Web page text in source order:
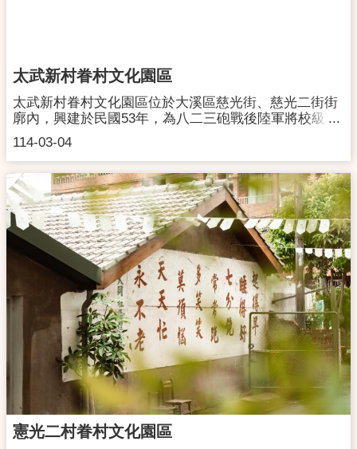
轉延平路三段→右轉環南路二段→直行環中東路二段→
右轉龍岡路二段→左轉龍岡路三段281巷→左轉龍吉二
街→第一個路口右轉抵達馬祖新村。2.國道三號→大溪
交流道下，往中壢方向→直行永昌路→左轉仁和路二段
→直行龍南路→進入圓環→右轉龍岡路三段→右轉龍岡
路三段281巷→左轉龍吉二街→第一個路口右轉抵達馬
祖新村
太武新村眷村文化園區
114-03-04
太武新村眷村文化園區位於大溪區慈光街、慈光二街街
廓內，興建於民國53年，為八二三砲戰後陸軍將校級軍
眷興建的眷村。其眷舍為單幢四拼、二層樓加強磚造平
屋頂建築，配置方式在桃園地區少見。民國98年3月30
日登錄為歷史建築，市府修復後，積極推動文史保存與
文化發展計畫，使這座昔日的軍眷社區轉變為臺灣眷村
文化的重要據點。園區內設有「八二三砲戰故事館」，
從軍旅與眷村生活角度梳理歷史，以「反省戰爭、維繫
和平」為核心理念。近年來，更以「藝術入村，和平發
聲」為發展方向，透過藝術駐村與文創進駐計畫，營造
大溪的文化聚落。每年舉辦「太武藝術季」，透過展
覽、當代藝術裝置及傳統料理新詮釋，讓民眾重新走進
眷村，感受藝術的魅力，並開啟歷史與當代的對話，賦
予眷村文化新的生命力。開館時間｜週二至週日上午
09:00-晚上18:00，戶外開放至晚上21:00，週一休館，
如遇國定假日時請見官網或粉專公告園區地址｜335桃
園市大溪區慈光一街150巷2號 聯絡電話｜(03)380-3821
大眾交通｜ 中壢火車站→桃園客運5098→往大溪→埔頂
廟下車→沿仁和宮旁浦頂街右轉慈光街步行8分鐘至太
武新村桃園火車站→桃園客運總站5053→往龍潭→太武
站下車→沿慈光街直走5分鐘至太武新村
憲光二村眷村文化園區